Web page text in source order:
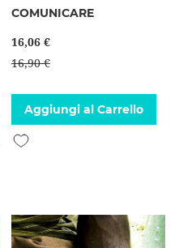
COMUNICARE
16,06 €
16,90 €
Aggiungi al Carrello
Aggiungi alla lista desideri